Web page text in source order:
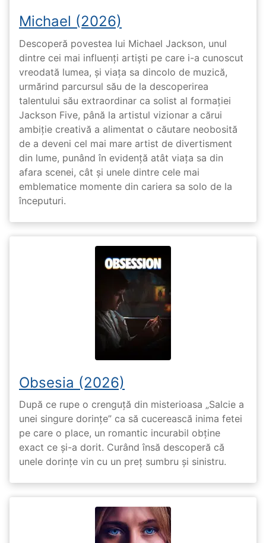
Michael (2026)
Descoperă povestea lui Michael Jackson, unul
dintre cei mai influenți artiști pe care i-a cunoscut
vreodată lumea, și viața sa dincolo de muzică,
urmărind parcursul său de la descoperirea
talentului său extraordinar ca solist al formației
Jackson Five, până la artistul vizionar a cărui
ambiție creativă a alimentat o căutare neobosită
de a deveni cel mai mare artist de divertisment
din lume, punând în evidență atât viața sa din
afara scenei, cât și unele dintre cele mai
emblematice momente din cariera sa solo de la
începuturi.
Obsesia (2026)
După ce rupe o crenguță din misterioasa „Salcie a
unei singure dorințe” ca să cucerească inima fetei
pe care o place, un romantic incurabil obține
exact ce și-a dorit. Curând însă descoperă că
unele dorințe vin cu un preț sumbru și sinistru.